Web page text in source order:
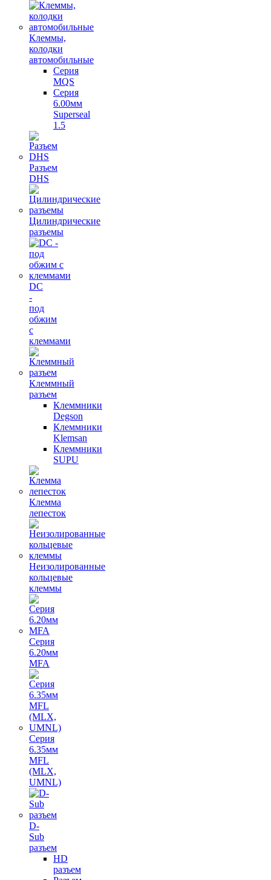
Клеммы,
колодки
автомобильные
Серия
MQS
Серия
6.00мм
Superseal
1.5
Разъем
DHS
Цилиндрические
разъемы
DC
-
под
обжим
с
клеммами
Клеммный
разъем
Клеммники
Degson
Клеммники
Klemsan
Клеммники
SUPU
Клемма
лепесток
Неизолированные
кольцевые
клеммы
Серия
6.20мм
MFA
Серия
6.35мм
MFL
(MLX,
UMNL)
D-
Sub
разъем
HD
разъем